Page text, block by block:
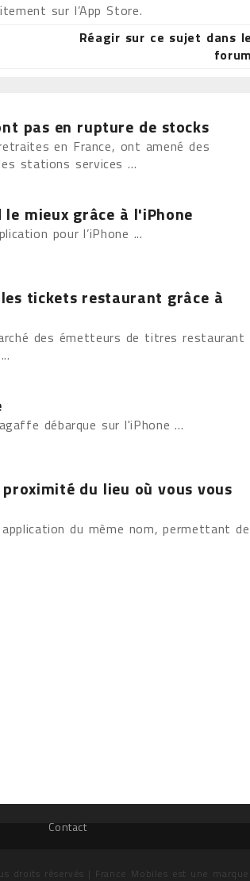
sur l’App Store.
Réagir sur ce sujet dans le
forum
pas en rupture de stocks
en France, ont amené des
stations services ...
mieux grâce à l'iPhone
pour l’iPhone ...
tickets restaurant grâce à
des émetteurs de titres restaurant
débarque sur l'iPhone ...
du lieu où vous vous
du même nom, permettant de
Contact
droits réservés | France Mobiles est une marque